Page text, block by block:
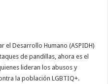
el Desarrollo Humano (ASPIDH)
de pandillas, ahora es el
lideran los abusos y
la población LGBTIQ+.